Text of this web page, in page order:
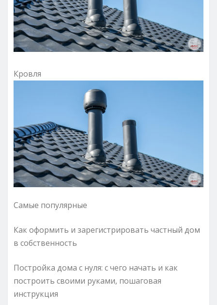
Кровля
Самые популярные
Как оформить и зарегистрировать частный дом
в собственность
Постройка дома с нуля: с чего начать и как
построить своими руками, пошаговая
инструкция